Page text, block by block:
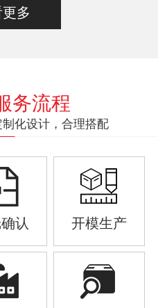
多
务流程
化设计，合理搭配
认 开模生产